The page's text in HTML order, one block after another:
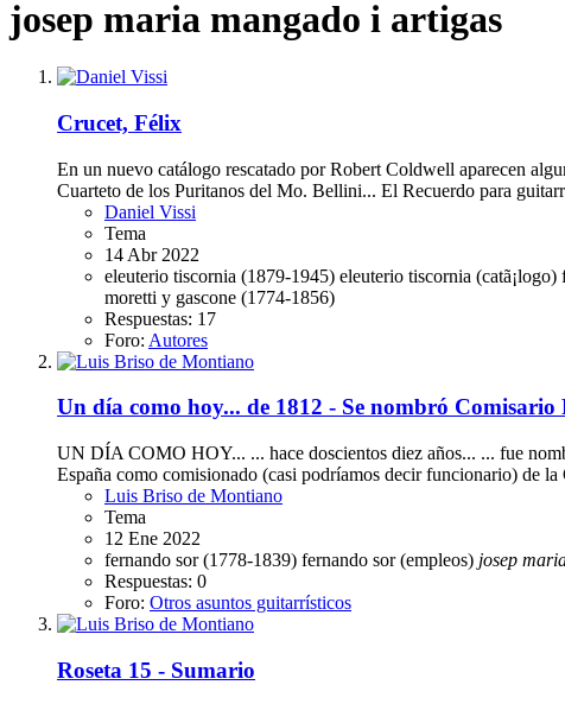
josep maria mangado i artigas
Crucet, Félix
En un nuevo catálogo rescatado por Robert Coldwell aparecen
Cuarteto de los Puritanos del Mo. Bellini... El Recuerdo para
Daniel Vissi
Tema
14 Abr 2022
eleuterio tiscornia (1879-1945) eleuterio tiscornia (catã¡logo)
moretti y gascone (1774-1856)
Respuestas: 17
Foro: Autores
Un día como hoy... de 1812 - Se nombró
UN DÍA COMO HOY... ... hace doscientos diez años... ... fue
España como comisionado (casi podríamos decir funcionario) de
Luis Briso de Montiano
Tema
12 Ene 2022
fernando sor (1778-1839) fernando sor (empleos) josep
Respuestas: 0
Foro: Otros asuntos guitarrísticos
Roseta 15 - Sumario